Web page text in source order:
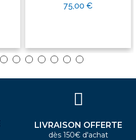
75,00 €
LIVRAISON OFFERTE
dès 150€ d'achat